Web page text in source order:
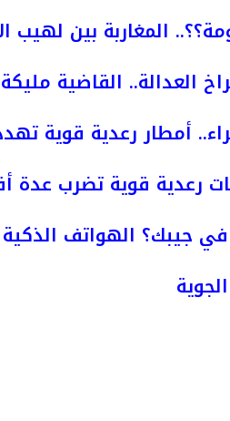
المغاربة بين
العدالة.. القاضية
أمطار رعدية قوية
رعدية قوية تضرب عدة
جيبك؟ الهواتف